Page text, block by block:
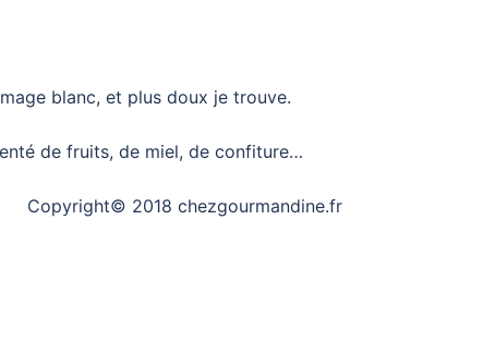
blanc, et plus doux je trouve.
de fruits, de miel, de confiture…
Copyright© 2018 chezgourmandine.fr